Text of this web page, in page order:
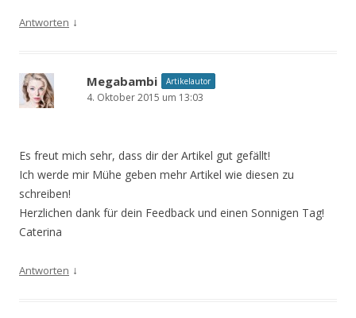
Antworten ↓
Megabambi Artikelautor
4. Oktober 2015 um 13:03
Es freut mich sehr, dass dir der Artikel gut gefällt!
Ich werde mir Mühe geben mehr Artikel wie diesen zu
schreiben!
Herzlichen dank für dein Feedback und einen Sonnigen Tag!
Caterina
Antworten ↓